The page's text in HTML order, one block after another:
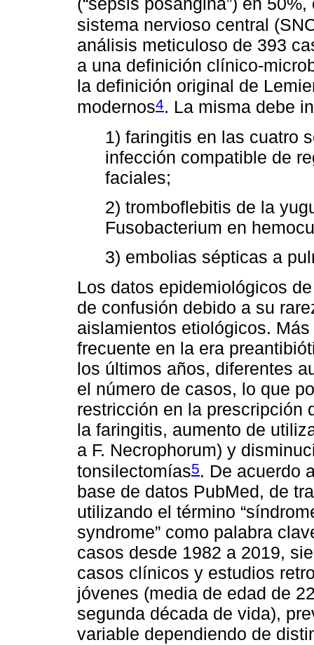
sistema nervioso central
análisis meticuloso de 393
a una definición clínico-
la definición original de
modernos4. La misma debe
1) faringitis en las cuatro
infección compatible de
faciales;
2) tromboflebitis de la
Fusobacterium en
3) embolias sépticas a
Los datos epidemiológicos
de confusión debido a su
aislamientos etiológicos.
frecuente en la era
los últimos años, diferentes
el número de casos, lo que
restricción en la prescripción
la faringitis, aumento de
a F. Necrophorum) y
tonsilectomías5. De acuerdo
base de datos PubMed, de
utilizando el término
syndrome” como palabra
casos desde 1982 a 2019,
casos clínicos y estudios
jóvenes (media de edad de
segunda década de vida),
variable dependiendo de